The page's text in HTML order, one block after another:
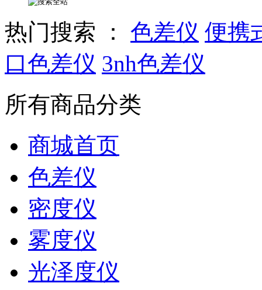
热门搜索 ： 色差仪 便携
口色差仪 3nh色差仪
所有商品分类
商城首页
色差仪
密度仪
雾度仪
光泽度仪